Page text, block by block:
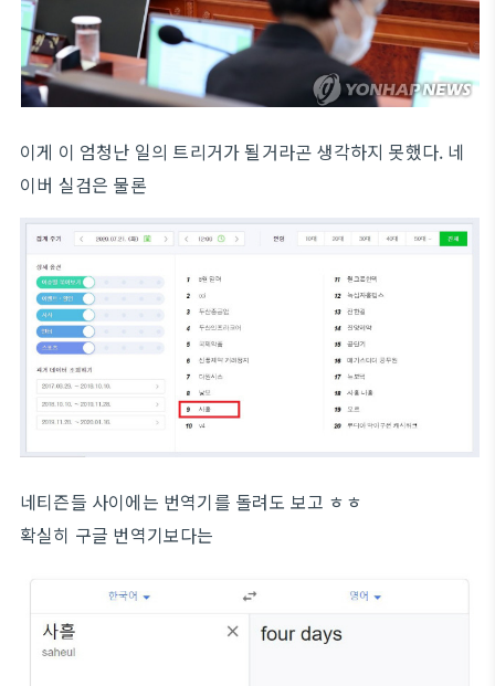
이게 이 엄청난 일의 트리거가 될거라곤 생각하지 못했다. 네
이버 실검은 물론
네티즌들 사이에는 번역기를 돌려도 보고 ㅎㅎ
확실히 구글 번역기보다는